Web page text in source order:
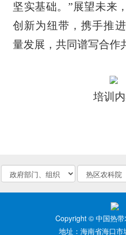
坚实基础。 ”展望未来
创新为纽带，携手推
量发展，共同谱写合作
培训
Copyright © 中国热
地址：海南省海口